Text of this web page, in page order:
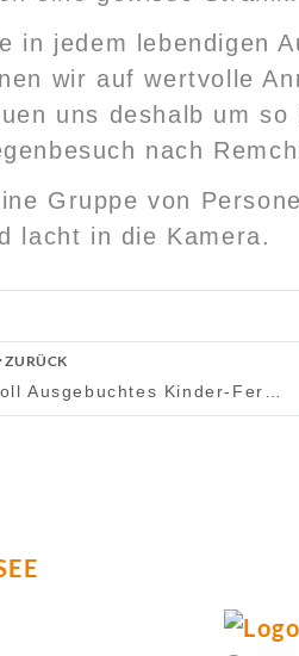
in jedem lebendigen
wir auf wertvolle
uns deshalb um
nach
ZURÜCK